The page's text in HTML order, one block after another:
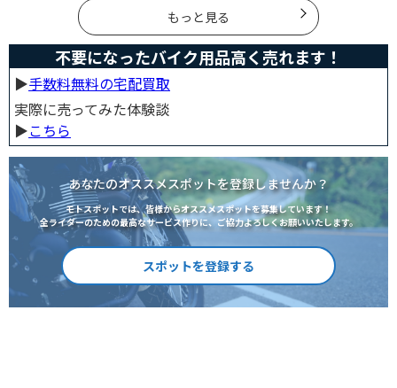
もっと見る
不要になったバイク用品高く売れます！
▶︎手数料無料の宅配買取
実際に売ってみた体験談
▶︎こちら
あなたのオススメスポットを登録しませんか？
モトスポットでは、皆様からオススメスポットを募集しています！
全ライダーのための最高なサービス作りに、ご協力よろしくお願いいたします。
スポットを登録する